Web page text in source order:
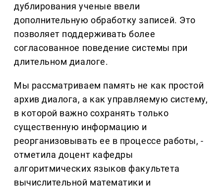
дублирования ученые ввели
дополнительную обработку записей. Это
позволяет поддерживать более
согласованное поведение системы при
длительном диалоге.
Мы рассматриваем память не как простой
архив диалога, а как управляемую систему,
в которой важно сохранять только
существенную информацию и
реорганизовывать ее в процессе работы, -
отметила доцент кафедры
алгоритмических языков факультета
вычислительной математики и